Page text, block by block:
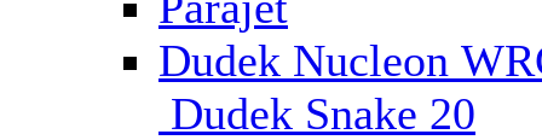
Dudek Nucleon
Dudek Snake 20